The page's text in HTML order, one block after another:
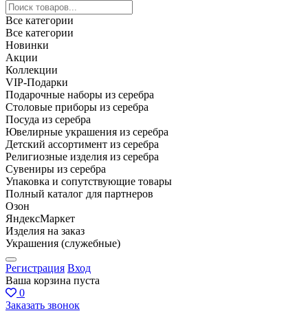
Все категории
Все категории
Новинки
Акции
Коллекции
VIP-Подарки
Подарочные наборы из серебра
Столовые приборы из серебра
Посуда из серебра
Ювелирные украшения из серебра
Детский ассортимент из серебра
Религиозные изделия из серебра
Сувениры из серебра
Упаковка и сопутствующие товары
Полный каталог для партнеров
Озон
ЯндексМаркет
Изделия на заказ
Украшения (служебные)
Регистрация Вход
Ваша корзина пуста
0
Заказать звонок